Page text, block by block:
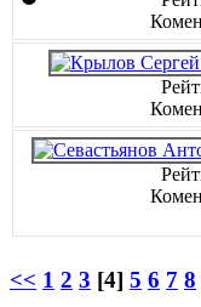
<< 1 2 3 [4] 5 6 7 8